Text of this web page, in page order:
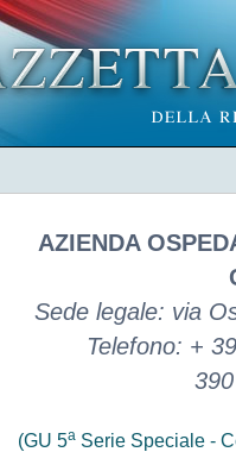
AZIENDA
Sede legale: via
Telefono: +
(GU 5aSerie Speciale -